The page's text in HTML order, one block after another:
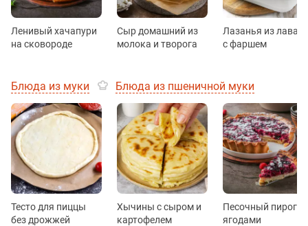
Ленивый хачапури
на сковороде
Сыр домашний из
молока и творога
Лазанья из
с фаршем
Блюда из муки Блюда из пшеничной муки
Тесто для пиццы
без дрожжей
Хычины с сыром и
картофелем
Песочный пирог с
ягодами